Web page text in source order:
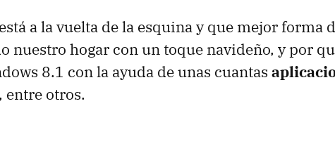
a la vuelta de la esquina y que mejor forma
nuestro hogar con un toque navideño, y por
8.1 con la ayuda de unas cuantas
, entre otros.